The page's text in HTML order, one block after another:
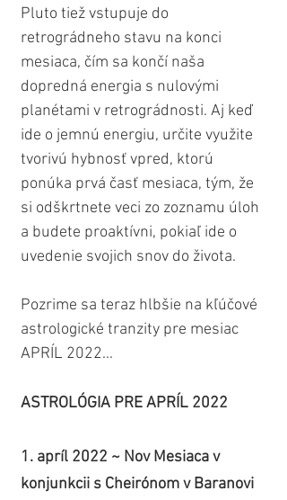
Pluto tiež vstupuje do
retrográdneho stavu na konci
mesiaca, čím sa končí naša
dopredná energia s nulovými
planétami v retrográdnosti. Aj keď
ide o jemnú energiu, určite využite
tvorivú hybnosť vpred, ktorú
ponúka prvá časť mesiaca, tým, že
si odškrtnete veci zo zoznamu úloh
a budete proaktívni, pokiaľ ide o
uvedenie svojich snov do života.
Pozrime sa teraz hlbšie na kľúčové
astrologické tranzity pre mesiac
APRÍL 2022...
ASTROLÓGIA PRE APRÍL 2022
1. apríl 2022 ~ Nov Mesiaca v
konjunkcii s Cheirónom v Baranovi